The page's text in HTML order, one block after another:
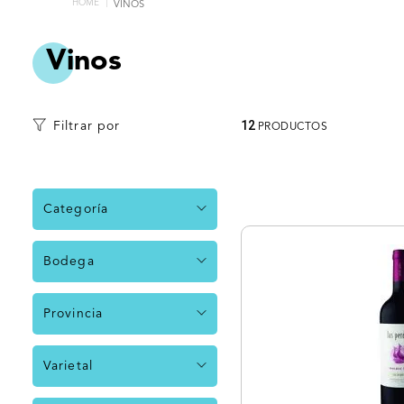
VINOS
Vinos
Filtrar por
Categoría
Vinos Tintos
Vinos Blanco
Bodega
Bodega Las Perdices
Provincia
Mendoza
Varietal
Albariño
12 PRODUCTOS